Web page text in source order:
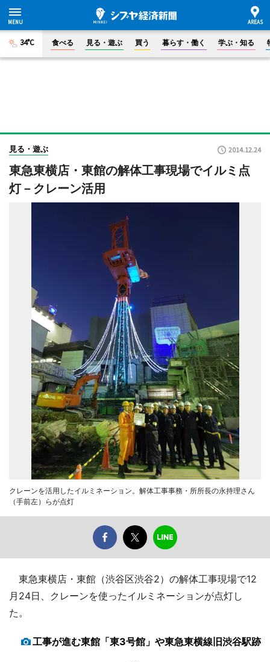
34°C 食べる 見る・遊ぶ 買う 暮らす・働く 学ぶ・知る
見る・遊ぶ 2014.12.24
東急東横店・東館の解体工事現場でイルミ点
灯－クレーン活用
クレーンを活用したイルミネーション。解体工事事務・所所長の永持理さん
（手前左）らが点灯
東急東横店・東館（渋谷区渋谷2）の解体工事現場で12
月24日、クレーンを使ったイルミネーションが点灯し
た。
工事が進む東館「東3号館」や東急東横線旧渋谷駅跡